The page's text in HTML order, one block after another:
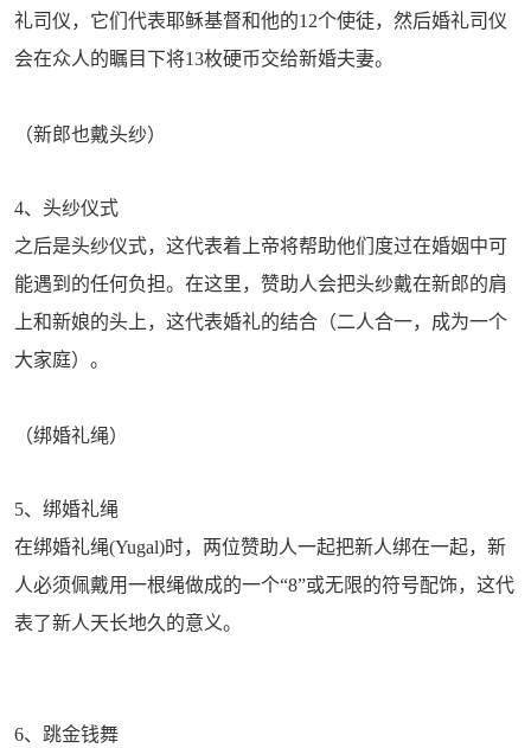
礼司仪，它们代表耶稣基督和他的12个使徒，然后婚礼司仪
会在众人的瞩目下将13枚硬币交给新婚夫妻。
（新郎也戴头纱）
4、头纱仪式
之后是头纱仪式，这代表着上帝将帮助他们度过在婚姻中可
能遇到的任何负担。在这里，赞助人会把头纱戴在新郎的肩
上和新娘的头上，这代表婚礼的结合（二人合一，成为一个
大家庭）。
（绑婚礼绳）
5、绑婚礼绳
在绑婚礼绳(Yugal)时，两位赞助人一起把新人绑在一起，新
人必须佩戴用一根绳做成的一个“8”或无限的符号配饰，这代
表了新人天长地久的意义。
6、跳金钱舞